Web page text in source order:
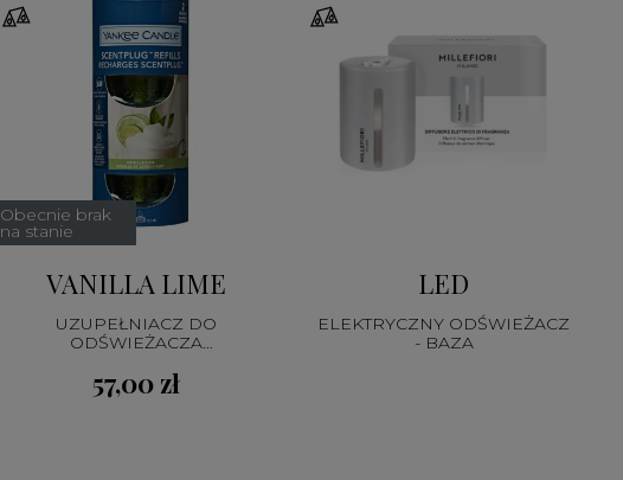
Obecnie brak
na stanie
VANILLA LIME
UZUPEŁNIACZ DO
ODŚWIEŻACZA
57,00 zł
LED
ELEKTRYCZNY ODŚWIEŻACZ
- BAZA